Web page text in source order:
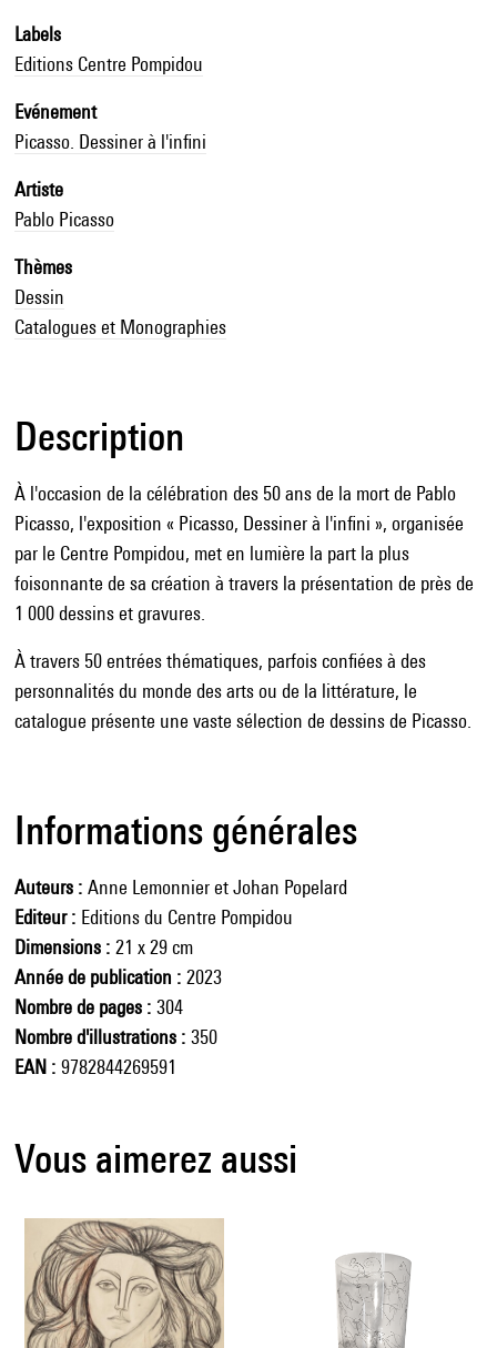
Labels
Editions Centre Pompidou
Evénement
Picasso. Dessiner à l'infini
Artiste
Pablo Picasso
Thèmes
Dessin
Catalogues et Monographies
Description
À l'occasion de la célébration des 50 ans de la mort de Pablo
Picasso, l'exposition « Picasso, Dessiner à l'infini », organisée
par le Centre Pompidou, met en lumière la part la plus
foisonnante de sa création à travers la présentation de près de
1 000 dessins et gravures.
À travers 50 entrées thématiques, parfois confiées à des
personnalités du monde des arts ou de la littérature, le
catalogue présente une vaste sélection de dessins de Picasso.
Informations générales
Auteurs
Anne Lemonnier et Johan Popelard
Editeur
Editions du Centre Pompidou
Dimensions
21 x 29 cm
Année de publication
2023
Nombre de pages
304
Nombre d'illustrations
350
EAN
9782844269591
Vous aimerez aussi